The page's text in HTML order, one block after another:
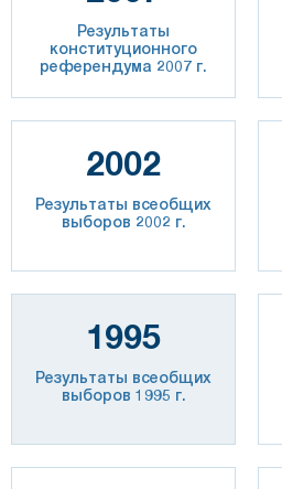
Результаты
конституционного
референдума 2007 г.
2002
Результаты всеобщих
выборов 2002 г.
1995
Результаты всеобщих
выборов 1995 г.